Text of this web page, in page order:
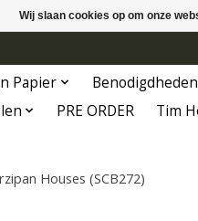
Papier Benodigdheden
PRE ORDER Tim
Houses (SCB272)
Wij slaan cookies op om onze